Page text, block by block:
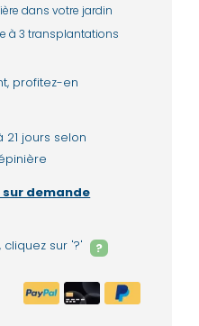
dans votre jardin
à 3 transplantations
profitez-en
21 jours selon
demande
sur '?'
?